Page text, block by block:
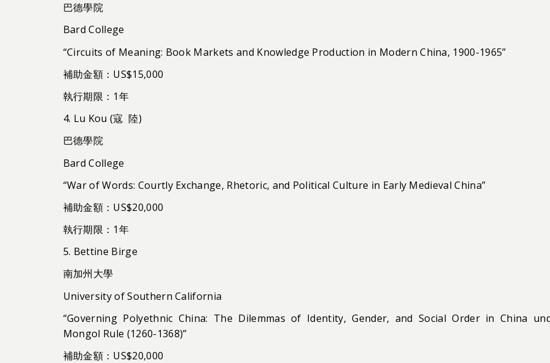
巴德學院
Bard College
“Circuits of Meaning: Book Markets and Knowledge Production in Modern China, 1900-1965”
補助金額：US$15,000
執行期限：1年
4. Lu Kou (寇 陸)
巴德學院
Bard College
“War of Words: Courtly Exchange, Rhetoric, and Political Culture in Early Medieval China”
補助金額：US$20,000
執行期限：1年
5. Bettine Birge
南加州大學
University of Southern California
“Governing Polyethnic China: The Dilemmas of Identity, Gender, and Social Order in China
Mongol Rule (1260-1368)”
補助金額：US$20,000